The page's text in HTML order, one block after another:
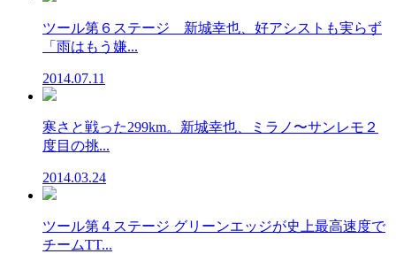
ツール第６ステージ 新城幸也、好アシストも実らず
「雨はもう嫌...
2014.07.11
寒さと戦った299km。新城幸也、ミラノ〜サンレモ２
度目の挑...
2014.03.24
ツール第４ステージ グリーンエッジが史上最高速度で
チームTT...